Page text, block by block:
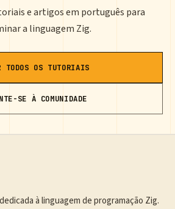
e artigos em português para
a linguagem Zig.
TODOS OS TUTORIAIS
SE À COMUNIDADE
à linguagem de programação Zig.